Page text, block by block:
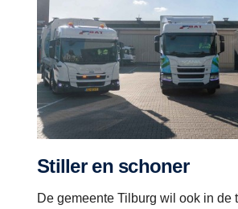
Stiller en schoner
De gemeente Tilburg wil ook in de